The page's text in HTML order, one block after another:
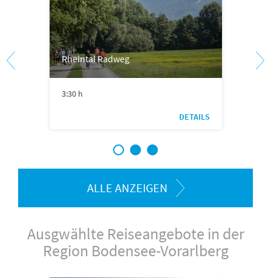
Rheintal Radweg
3:30 h
DETAILS
1 2 3
ALLE ANZEIGEN
Ausgwählte Reiseangebote in der
Region Bodensee-Vorarlberg